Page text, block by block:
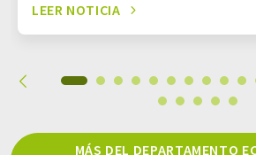
LEER NOTICIA
MÁS DEL DEPARTAMENTO